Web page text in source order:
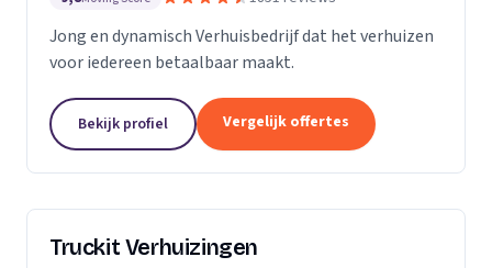
Jong en dynamisch Verhuisbedrijf dat het verhuizen
voor iedereen betaalbaar maakt.
Bekijk profiel Vergelijk offertes
Truckit Verhuizingen